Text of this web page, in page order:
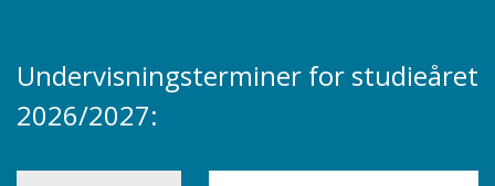
Undervisningsterminer for studieåret
2026/2027: